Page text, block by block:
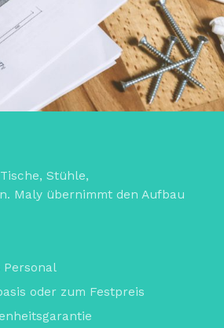
Stühle,
Maly übernimmt den Aufbau
oder zum Festpreis